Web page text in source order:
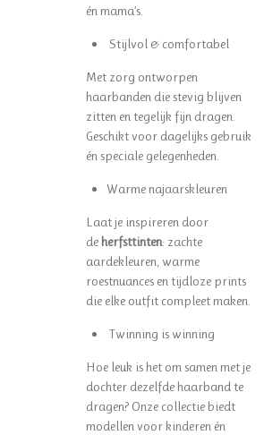
én mama’s.
Stijlvol & comfortabel
Met zorg ontworpen
haarbanden die stevig blijven
zitten en tegelijk fijn dragen.
Geschikt voor dagelijks gebruik
én speciale gelegenheden.
Warme najaarskleuren
Laat je inspireren door
de herfsttinten: zachte
aardekleuren, warme
roestnuances en tijdloze prints
die elke outfit compleet maken.
Twinning is winning
Hoe leuk is het om samen met je
dochter dezelfde haarband te
dragen? Onze collectie biedt
modellen voor kinderen én